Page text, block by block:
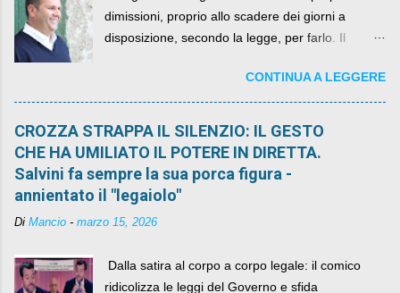
dimissioni, proprio allo scadere dei giorni a
disposizione, secondo la legge, per farlo. Il
quelli che si auspicavano il contrario.CONTINUA A LEGGERE
CROZZA STRAPPA IL SILENZIO: IL GESTO
CHE HA UMILIATO IL POTERE IN DIRETTA.
Salvini fa sempre la sua porca figura -
annientato il "legaiolo"
Di Mancio - marzo 15, 2026
​ Dalla satira al corpo a corpo legale: il comico
ridicolizza le leggi del Governo e sfida